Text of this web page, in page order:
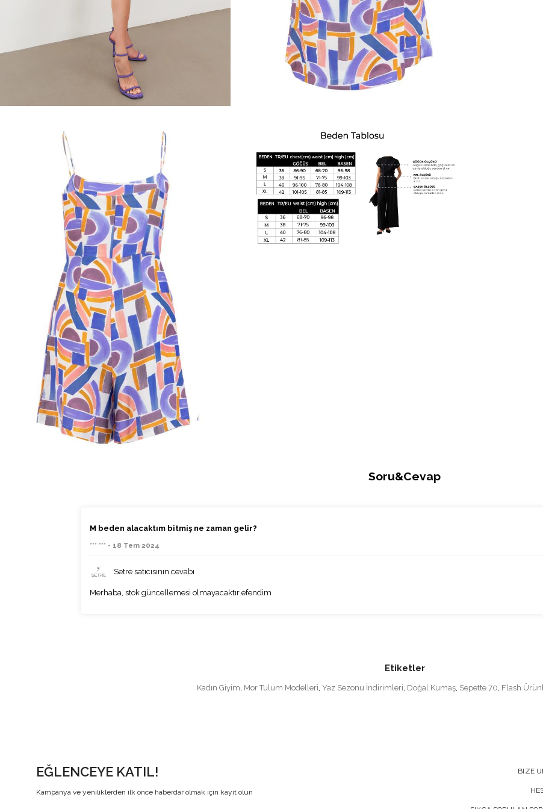
Soru&Cevap
M beden alacaktım bitmiş ne zaman gelir?
*** *** - 18 Tem 2024
Setre satıcısının cevabı
Merhaba, stok güncellemesi olmayacaktır efendim
Etiketler
Kadın Giyim Mor Tulum Modelleri Yaz Sezonu İndirimleri Doğal Kumaş, Sepette 70 Flash
EĞLENCEYE KATIL!
Kampanya ve yeniliklerden ilk önce haberdar olmak için kayıt olun
BIZE